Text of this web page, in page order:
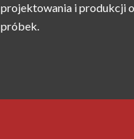
projektowania i produkcji
próbek.